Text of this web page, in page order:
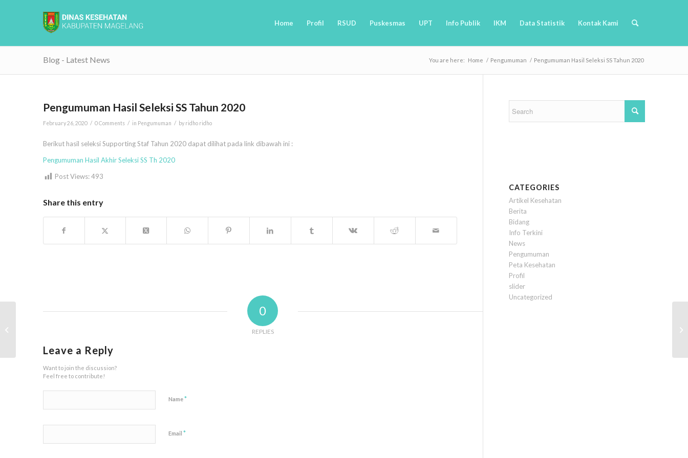
Home Profil RSUD Puskesmas UPT Info Publik IKM Data Statistik Kontak Kami
Blog - Latest News You are here: Home / Pengumuman / Pengumuman Hasil Seleksi SS Tahun 2020
Pengumuman Hasil Seleksi SS Tahun 2020
February 26, 2020 / 0 Comments / in Pengumuman / by ridho ridho
Berikut hasil seleksi Supporting Staf Tahun 2020 dapat dilihat pada link dibawah ini :
Pengumuman Hasil Akhir Seleksi SS Th 2020
Post Views: 493
Share this entry
0
REPLIES
Leave a Reply
Want to join the discussion?
Feel free to contribute!
Name*
Email *
CATEGORIES
Artikel Kesehatan
Berita
Bidang
Info Terkini
News
Pengumuman
Peta Kesehatan
Profil
slider
Uncategorized